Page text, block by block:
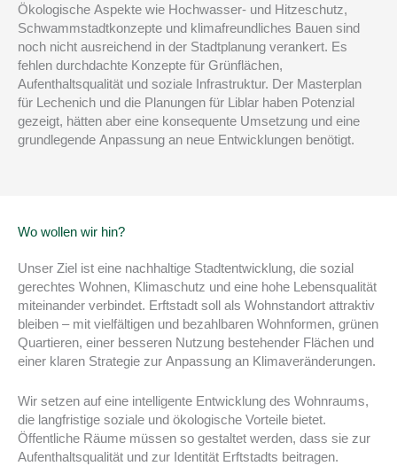
Ökologische Aspekte wie Hochwasser- und Hitzeschutz,
Schwammstadtkonzepte und klimafreundliches Bauen sind
noch nicht ausreichend in der Stadtplanung verankert. Es
fehlen durchdachte Konzepte für Grünflächen,
Aufenthaltsqualität und soziale Infrastruktur. Der Masterplan
für Lechenich und die Planungen für Liblar haben Potenzial
gezeigt, hätten aber eine konsequente Umsetzung und eine
grundlegende Anpassung an neue Entwicklungen benötigt.
Wo wollen wir hin?
Unser Ziel ist eine nachhaltige Stadtentwicklung, die sozial
gerechtes Wohnen, Klimaschutz und eine hohe Lebensqualität
miteinander verbindet. Erftstadt soll als Wohnstandort attraktiv
bleiben – mit vielfältigen und bezahlbaren Wohnformen, grünen
Quartieren, einer besseren Nutzung bestehender Flächen und
einer klaren Strategie zur Anpassung an Klimaveränderungen.
Wir setzen auf eine intelligente Entwicklung des Wohnraums,
die langfristige soziale und ökologische Vorteile bietet.
Öffentliche Räume müssen so gestaltet werden, dass sie zur
Aufenthaltsqualität und zur Identität Erftstadts beitragen.